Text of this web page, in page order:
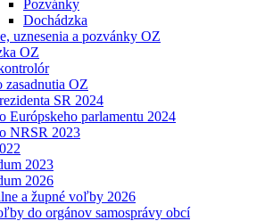
Pozvánky
Dochádzka
uznesenia a pozvánky OZ
OZ
zasadnutia OZ
SR 2024
Európskeho parlamentu 2024
NRSR 2023
2023
2026
a župné voľby 2026
do orgánov samosprávy obcí